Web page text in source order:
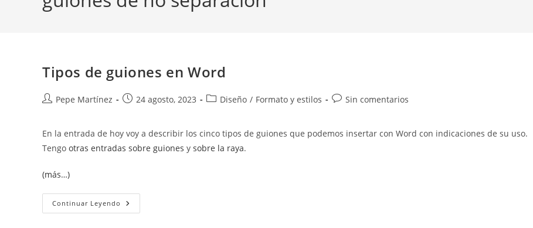
Tipos de guiones en Word
Autor
entrada:
Pepe Martínez
Publicación
entrada:
24 agosto, 2023
Categoría
entrada:
Diseño / Formato y estilos
Comentarios
entrada:
Sin comentarios
En la entrada de hoy voy a describir los cinco tipos de guiones que podemos insertar con Word con indicaciones de su uso.
Tengo otras entradas sobre guiones y sobre la raya.
(más…)
Continuar Leyendo Tipos
De